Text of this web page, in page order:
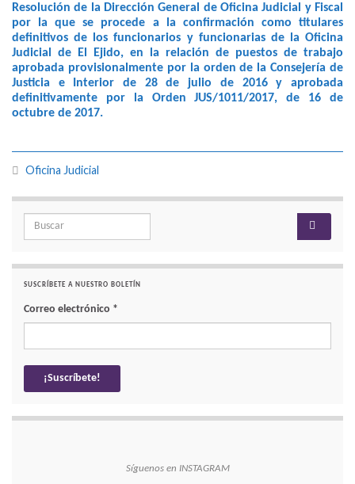
Resolución de la Dirección General de Oficina Judicial y Fiscal
por la que se procede a la confirmación como titulares
definitivos de los funcionarios y funcionarias de la Oficina
Judicial de El Ejido, en la relación de puestos de trabajo
aprobada provisionalmente por la orden de la Consejería de
Justicia e Interior de 28 de julio de 2016 y aprobada
definitivamente por la Orden JUS/1011/2017, de 16 de
octubre de 2017.
Oficina Judicial
Search for:
SUSCRÍBETE A NUESTRO BOLETÍN
Correo electrónico *
Síguenos en INSTAGRAM